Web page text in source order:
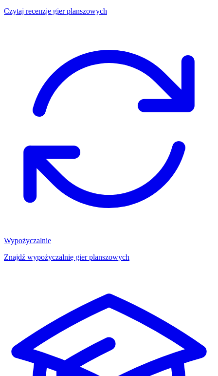
Czytaj recenzje gier planszowych
Wypożyczalnie
Znajdź wypożyczalnię gier planszowych